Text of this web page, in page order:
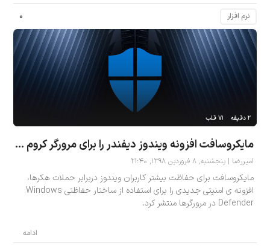
نرم افزار ۰
مایکروسافت افزونه ویندوز دیفندر را برای مرورگر کروم و فایرفاکس منتشر کرد
امیررضا | پنجشنبه, ۸ فروردین ۱۳۹۸, ۲۱:۴۰
مایکروسافت برای حفاظت بیشتر کاربران ویندوز دربرابر حملات هکرها،
افزونه ی امنیتی جدیدی را برای استفاده از ساختار حفاظتی Windows
Defender در مرورگرها منتشر کرد.
ادامه
۲ دقیقه ۷۱ قلب